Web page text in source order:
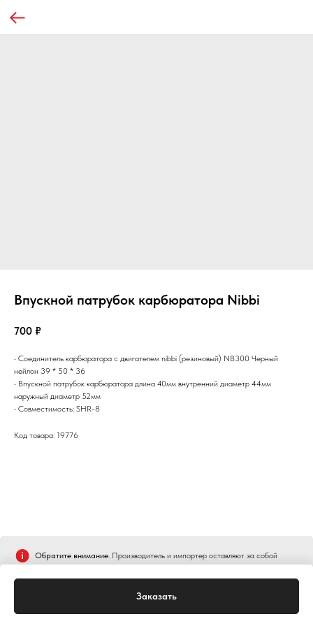
Впускной патрубок карбюратора Nibbi
700 ₽
Заказать
• Соединитель карбюратора с двигателем nibbi (резиновый) NB300 Черный
нейлон 39 * 50 * 36
• Впускной патрубок карбюратора длина 40мм внутренний диаметр 44мм
наружный диаметр 52мм
• Совместимость: SHR-8
Код товара: 19776
Обратите внимание. Производитель и импортер оставляют за собой
право изменять конструкцию, технические характеристики, функции,
внешний вид и комплектацию товара без предварительного уведомления